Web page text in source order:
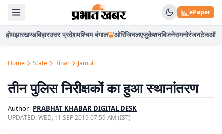
ePaper
होमझारखण्डबिहारउत्तर प्रदेशपश्चिम बंगाल ओरिजिनलएजुकेशनबिजनेसमनोरंजनटेकऑटो
Home State Bihar Jamui
तीन पुलिस निरीक्षकों का हुआ स्थानांतरण
Author PRABHAT KHABAR DIGITAL DESK
UPDATED:WED, 11 SEP 2019 07:59 AM (IST)